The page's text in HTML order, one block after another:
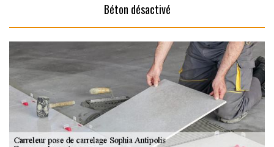
Béton désactivé